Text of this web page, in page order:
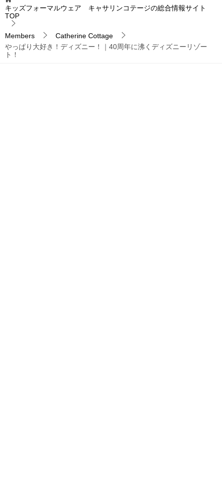
キッズフォーマルウェア キャサリンコテージの総合情報サイト
TOP
Members
Catherine Cottage
やっぱり大好き！ディズニー！｜40周年に沸くディズニーリゾー
ト！